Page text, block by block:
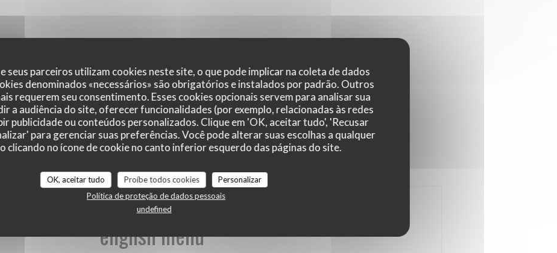
seus parceiros utilizam cookies neste site, o que pode implicar na coleta de dados
denominados «necessários» são obrigatórios e instalados por padrão. Outros
requerem seu consentimento. Esses cookies opcionais servem para analisar sua
a audiência do site, oferecer funcionalidades (por exemplo, relacionadas às redes
publicidade ou conteúdos personalizados. Clique em 'OK, aceitar tudo', 'Recusar
para gerenciar suas preferências. Você pode alterar suas escolhas a qualquer
clicando no ícone de cookie no canto inferior esquerdo das páginas do site.
OK, aceitar tudo Proíbe todos cookies
Personalizar
Política de proteção de dados pessoais
undefined
english menu Beverages Wine list
english menu